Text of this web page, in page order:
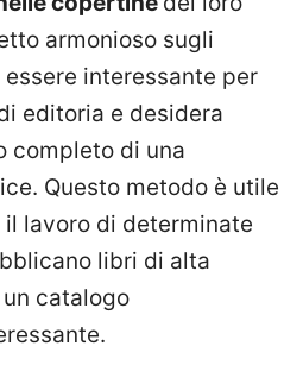
armonioso sugli
interessante per
editoria e desidera
completo di una
Questo metodo è utile
lavoro di determinate
libri di alta
catalogo